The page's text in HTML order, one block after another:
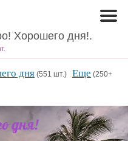
Хорошего дня!.
дня (551 шт.) Еще (250+